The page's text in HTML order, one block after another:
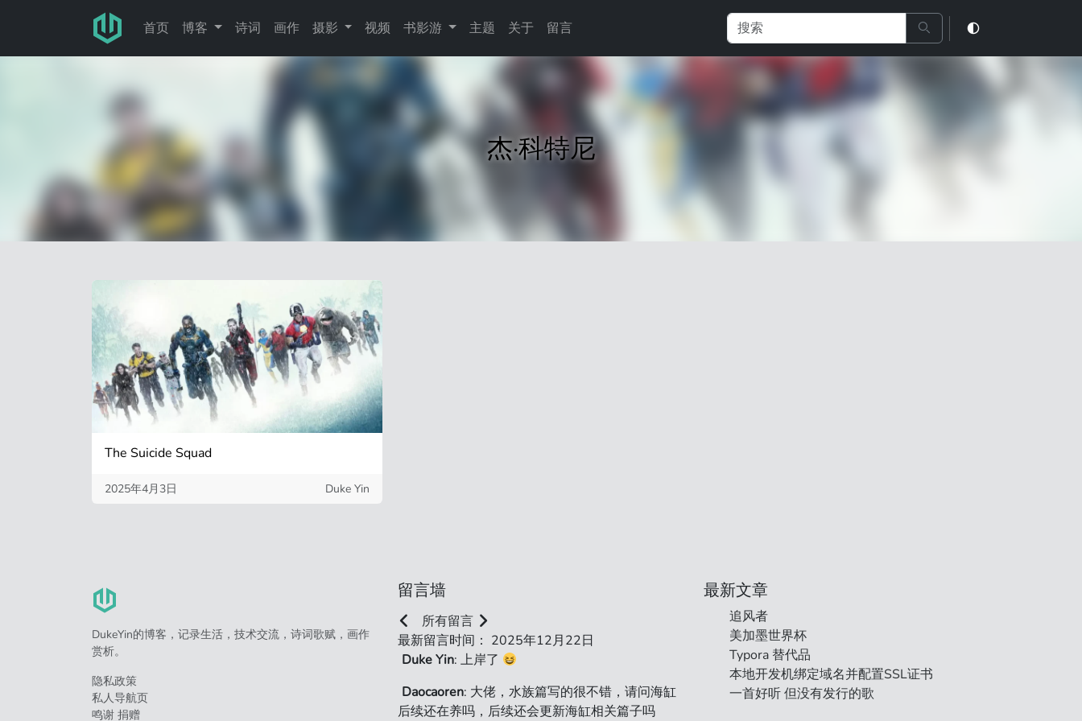
首页
博客 诗词 画作 摄影 视频 书影游 主题 关于 留言
杰·科特尼
The Suicide Squad
2025年4月3日 Duke Yin
DukeYin的博客，记录生活，技术交流，诗词歌赋，画作
赏析。
隐私政策
私人导航页
鸣谢 捐赠
留言墙
所有留言
最新留言时间： 2025年12月22日
Duke Yin: 上岸了
Daocaoren: 大佬，水族篇写的很不错，请问海缸
后续还在养吗，后续还会更新海缸相关篇子吗
最新文章
追风者
美加墨世界杯
Typora 替代品
本地开发机绑定域名并配置SSL证书
一首好听 但没有发行的歌